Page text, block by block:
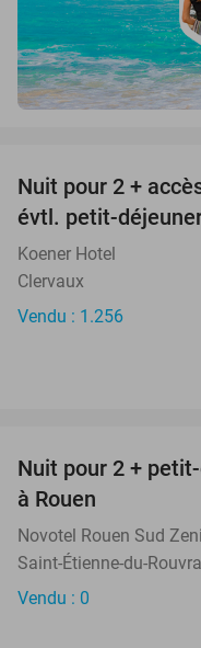
Nuit pour 2 +
évtl. petit-
Koener Hotel
Clervaux
Vendu : 1.256
Nuit pour 2 +
à Rouen
Novotel Rouen Sud
Saint-Étienne-du-
Vendu : 0